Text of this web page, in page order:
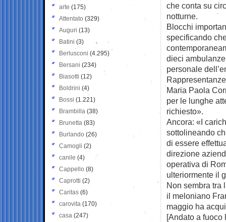
che conta su
notturne.
Blocchi
specificando
dieci
personale
Maria Paola
per le lunghe
richiesto».
Ancora: «I
sottolineando
di essere
direzione
operativa di
ulteriormente il
Non sembra tra
il meloniano
maggio ha
[Andato a fuoco
arte (175)
Attentato (329)
Auguri (13)
Batini (3)
Berlusconi (4.295)
Bersani (234)
Biasotti (12)
Boldrini (4)
Bossi (1.221)
Brambilla (38)
Brunetta (83)
Burlando (26)
Camogli (2)
canile (4)
Cappello (8)
Caprotti (2)
Caritas (6)
carovita (170)
casa (247)